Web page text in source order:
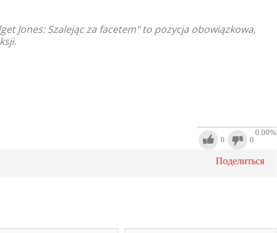
Jones: Szalejąc za facetem" to pozycja obowiązkowa,
0.00%
0
0
Поделиться